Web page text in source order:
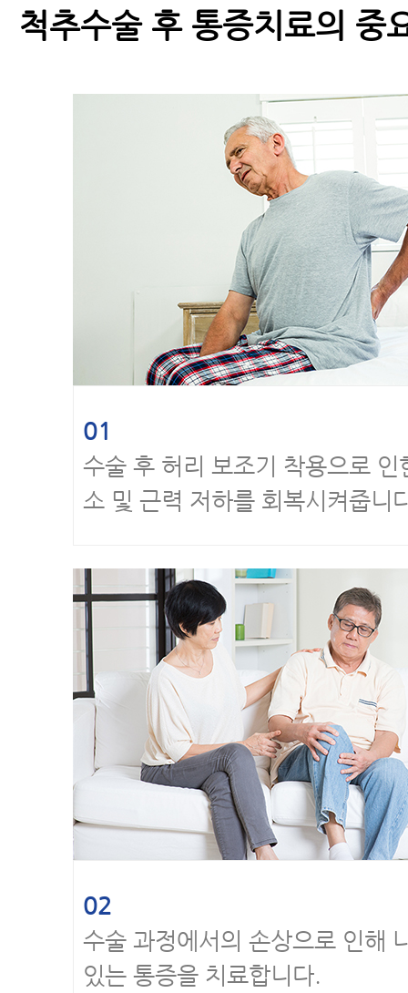
척추수술 후 통증치료의 중
01
수술 후 허리 보조기 착용으로 인
소 및 근력 저하를 회복시켜줍니
02
수술 과정에서의 손상으로 인해
있는 통증을 치료합니다.